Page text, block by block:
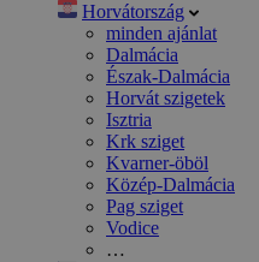
Horvátország
minden ajánlat
Dalmácia
Észak-Dalmácia
Horvát szigetek
Isztria
Krk sziget
Kvarner-öböl
Közép-Dalmácia
Pag sziget
Vodice
…